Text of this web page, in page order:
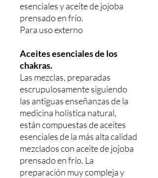
esenciales y aceite de jojoba
prensado en frío.
Para uso externo
Aceites esenciales de los
chakras.
Las mezclas, preparadas
escrupulosamente siguiendo
las antiguas enseñanzas de la
medicina holística natural,
están compuestas de aceites
esenciales de la más alta calidad
mezclados con aceite de jojoba
prensado en frío. La
preparación muy compleja y